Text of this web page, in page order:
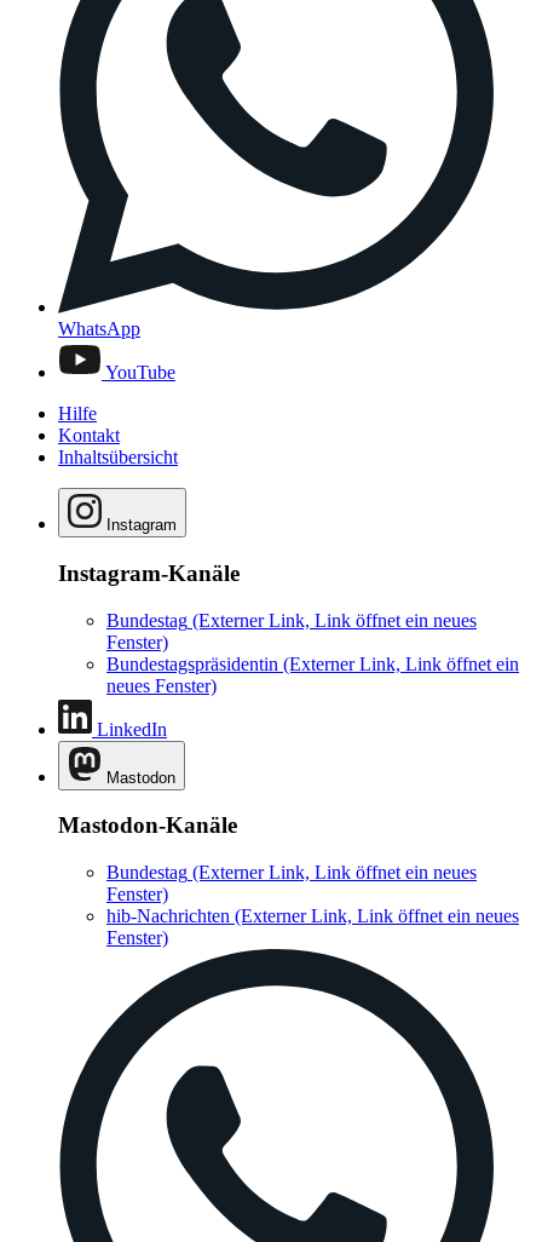
WhatsApp
YouTube
Hilfe
Kontakt
Inhaltsübersicht
Instagram
Instagram-Kanäle
Bundestag (Externer Link, Link öffnet ein neues
Fenster)
Bundestagspräsidentin (Externer Link, Link öffnet ein
neues Fenster)
LinkedIn
Mastodon
Mastodon-Kanäle
Bundestag (Externer Link, Link öffnet ein neues
Fenster)
hib-Nachrichten (Externer Link, Link öffnet ein neues
Fenster)